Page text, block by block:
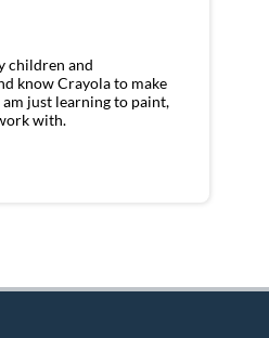
children and
know Crayola to make
with.